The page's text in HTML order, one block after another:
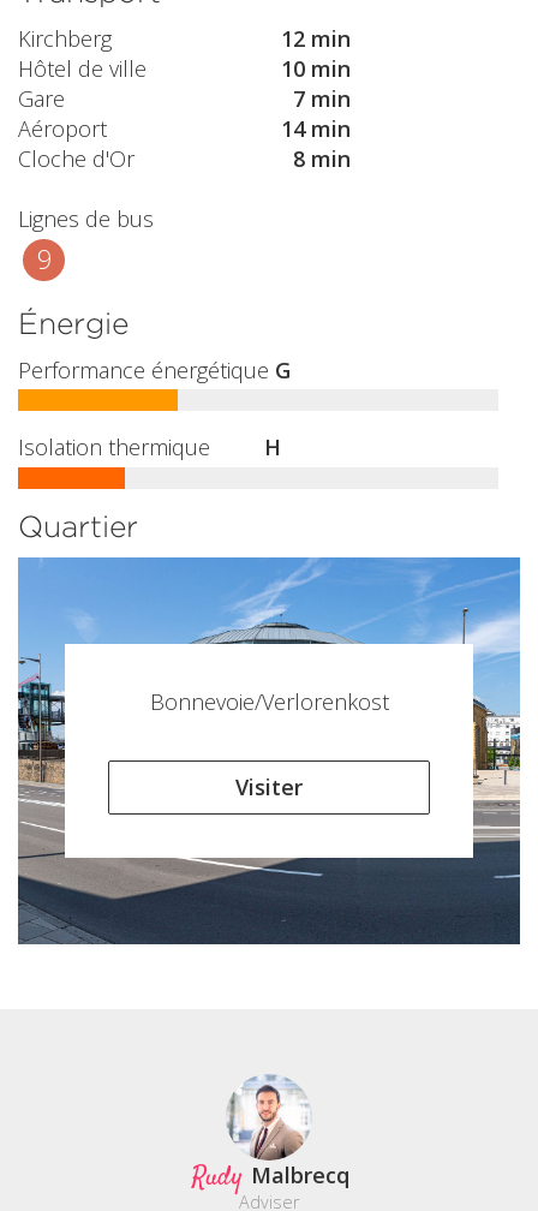
Kirchberg
12 min
Hôtel de ville
10 min
Gare
7 min
Aéroport
14 min
Cloche d'Or
8 min
Lignes de bus
9
Énergie
Performance énergétique G
Isolation thermique H
Quartier
Bonnevoie/Verlorenkost
Visiter
Rudy Malbrecq
Adviser